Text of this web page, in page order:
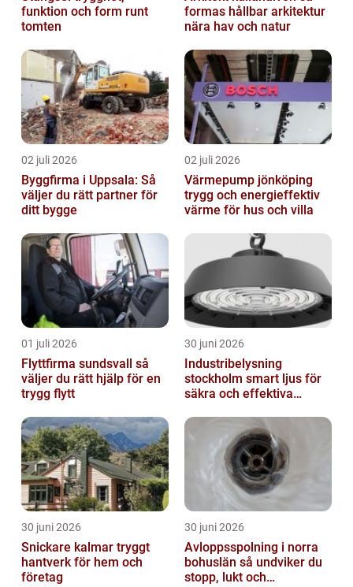
funktion och form runt
tomten
formas hållbar arkitektur
nära hav och natur
02 juli 2026
Byggfirma i Uppsala: Så
väljer du rätt partner för
ditt bygge
02 juli 2026
Värmepump jönköping
trygg och energieffektiv
värme för hus och villa
01 juli 2026
Flyttfirma sundsvall så
väljer du rätt hjälp för en
trygg flytt
30 juni 2026
Industribelysning
stockholm smart ljus för
säkra och effektiva
30 juni 2026
Snickare kalmar tryggt
hantverk för hem och
företag
30 juni 2026
Avloppsspolning i norra
bohuslän så undviker du
stopp, lukt och